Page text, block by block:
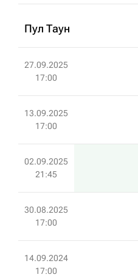
Пул Таун
27.09.2025
17:00
13.09.2025
17:00
02.09.2025
21:45
30.08.2025
17:00
14.09.2024
17:00